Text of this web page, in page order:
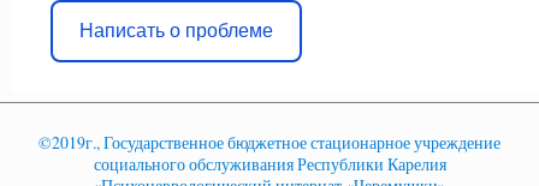
Написать о проблеме
©2019г., Государственное бюджетное стационарное учреждение
социального обслуживания Республики Карелия